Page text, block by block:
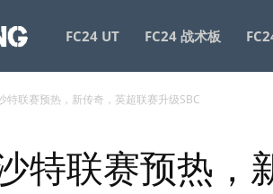
GameorNothing
FC24 UT FC24 战术板
特联赛预热，新传奇，英超联赛升级SBC
特联赛预热，